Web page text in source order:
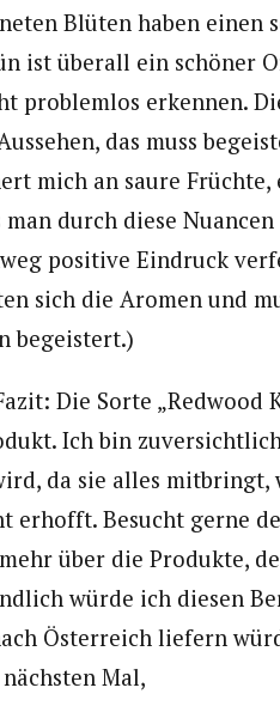
Blüten haben einen
ist überall ein schöner
problemlos erkennen.
das muss
mich an saure
man durch diese
positive Eindruck
sich die Aromen und
begeistert.)
Die Sorte „Redwood
Ich bin
da sie alles mitbringt,
erhofft. Besucht gerne
über die Produkte,
würde ich diesen
Österreich liefern
Mal,